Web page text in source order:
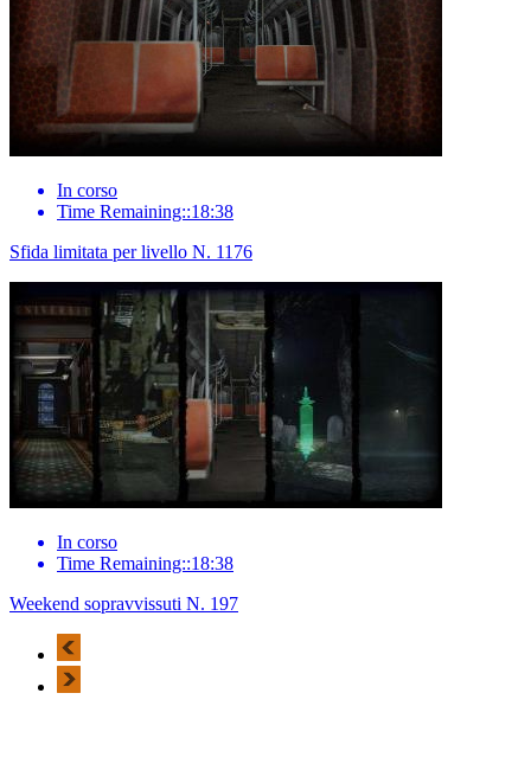
In corso
Time Remaining::18:38
Sfida limitata per livello N. 1176
In corso
Time Remaining::18:38
Weekend sopravvissuti N. 197